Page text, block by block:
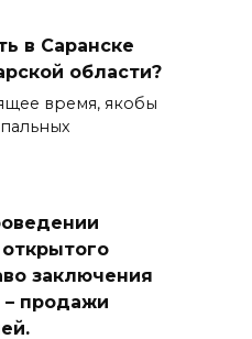
в Саранске
области?
время, якобы
заключения
– продажи